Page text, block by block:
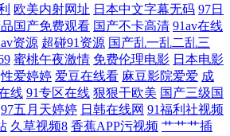
蚪人妻九色 AV网站网址黄 精品在线超碰久 欧
入口在线观看 欧美亚洲色偷偷综合 91A成人色
传媒 色综合一本道在线 自拍肏屄视频在线观看
欧美内射网址 日本中文字幕无码 97日
国产免费观看 国产不卡高清 91av在线
资源 超碰91资源 国产乱一乱二乱三
蜜桃午夜激情 免费伦理电影 日本电影
性爱婷婷 爱豆在线看 麻豆影院爱爱 成
线 91专区在线 狠狠干欧美 国产三级国
97五月天婷婷 日韩在线网 91福利社视频
久草视频8 香蕉APP污视频 艹艹艹插